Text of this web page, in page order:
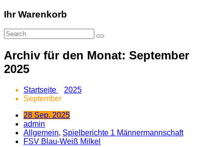
Ihr Warenkorb
Archiv für den Monat: September
2025
Startseite
2025
September
28 Sep. 2025
admin
Allgemein, Spielberichte 1 Männermannschaft
FSV Blau-Weiß Milkel